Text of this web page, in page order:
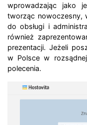
wprowadzając jako
tworząc nowoczesny,
do obsługi i
również
prezentacji. Jeżeli
w Polsce w
polecenia.